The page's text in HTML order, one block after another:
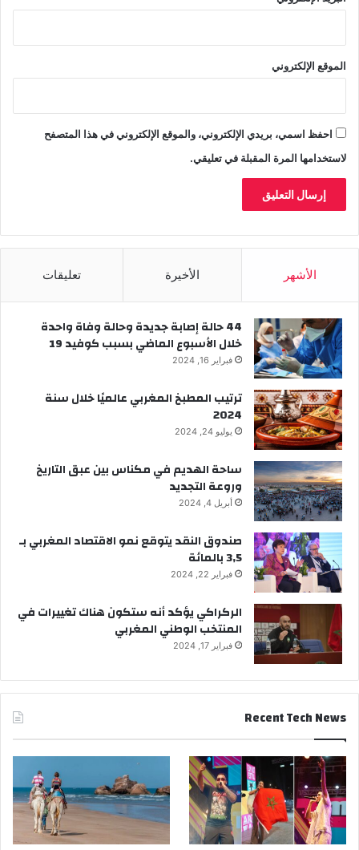
الموقع الإلكتروني
احفظ اسمي، بريدي الإلكتروني، والموقع الإلكتروني في هذا المتصفح
لاستخدامها المرة المقبلة في تعليقي.
الأشهر الأخيرة تعليقات
44 حالة إصابة جديدة وحالة وفاة واحدة
خلال الأسبوع الماضي بسبب كوفيد 19
فبراير 16, 2024
ترتيب المطبخ المغربي عالميًا خلال سنة
2024
يوليو 24, 2024
ساحة الهديم في مكناس بين عبق التاريخ
وروعة التجديد
أبريل 4, 2024
صندوق النقد يتوقع نمو الاقتصاد المغربي بـ
3,5 بالمائة
فبراير 22, 2024
الركراكي يؤكد أنه ستكون هناك تغييرات في
المنتخب الوطني المغربي
فبراير 17, 2024
Recent Tech News